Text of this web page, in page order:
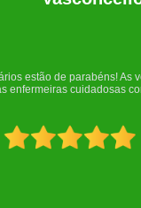
com meu cachorro
extremamente atenciosa.
recepção!